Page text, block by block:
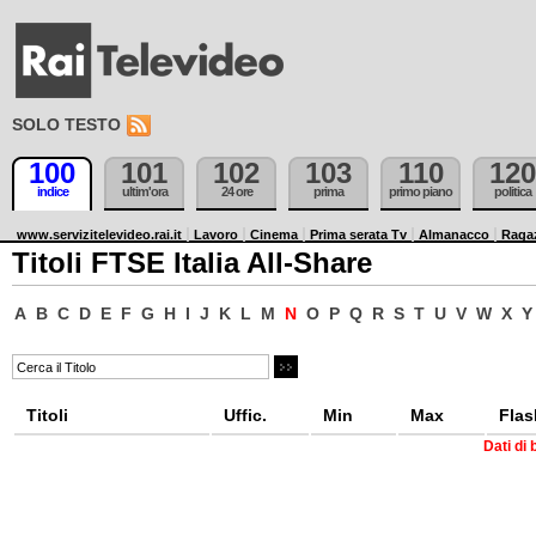
SOLO TESTO
100
indice
101
ultim'ora
102
24 ore
103
prima
110
primo piano
120
politica
www.servizitelevideo.rai.it Lavoro Cinema Prima serata Tv Almanacco
Titoli FTSE Italia All-Share
A B C D E F G H I J K L M N O P Q R S T U V W X Y
Titoli Uffic. Min Max
Dati di